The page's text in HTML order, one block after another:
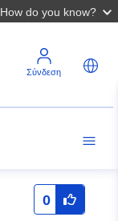
How do you know?
Σύνδεση
0